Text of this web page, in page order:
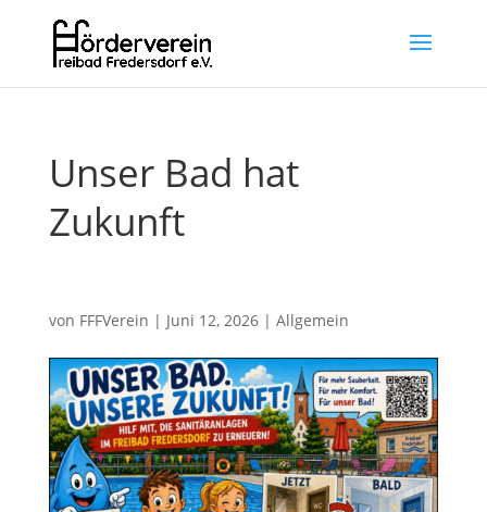
Unser Bad hat
Zukunft
von FFFVerein | Juni 12, 2026| Allgemein